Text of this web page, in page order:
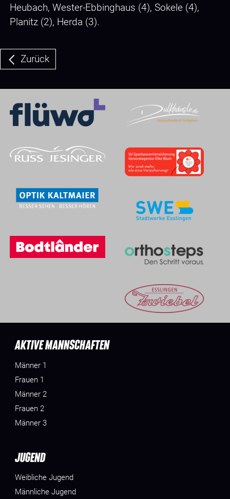
Heubach, Wester-Ebbinghaus (4), Sokele (4),
Planitz (2), Herda (3).
Zurück
AKTIVE MANNSCHAFTEN
Männer 1
Frauen 1
Männer 2
Frauen 2
Männer 3
JUGEND
Weibliche Jugend
Männliche Jugend